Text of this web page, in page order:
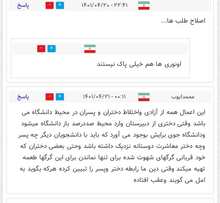
۲۲:۴۱ - ۱۴۰۱/۰۴/۲۰ 3 پاسخ
اصلاح طلب ها...
2
اونوری ها هم خیلی پاک نیستند
محمدایوب ۰۰:۱۱ - ۱۴۰۱/۰۴/۲۱ 8 پاسخ
این اعمال همه از آزادی واختلاط دختران و پسران در محیط دانشگاه می
باشد وقتی دختری از دبیرستان وارد محیط صددرصد باز دانشگاه میشود
ودانشگاه جوی برایش بوجود می آورد که باید با دانشجویان دیگر چه پسر
وچه دختر معاشرت دوستانه نزدیک داشته باشد وحتی بعضی دختران که
خود قربانی گرگهای شهوت شده برای تنها نماندن برای این گرگها طعمه
تهیه میکند وقتی دین ما رابطه دختر وپسر را تبیین کرده هرکه بگوید به
امل می گویند وعقب افتاده